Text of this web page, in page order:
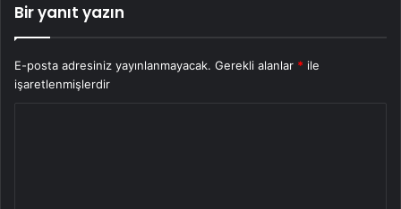
Bir yanıt yazın
E-posta adresiniz yayınlanmayacak. Gerekli alanlar * ile
işaretlenmişlerdir